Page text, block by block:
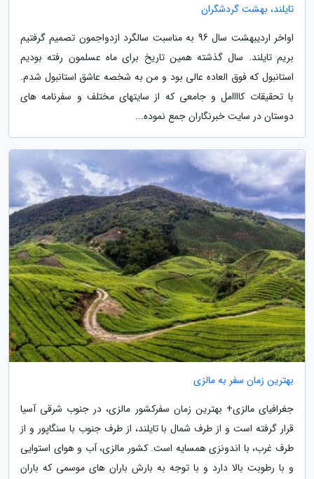
تایلند، بهشت گردشگران
اواخر اردیبهشت سال 96 به مناسبت سالگرد ازدواجمون تصمیم گرفتیم
بریم تایلند. سال گذشته همین تاریخ برای ماه عسلمون رفته بودیم
استانبول که فوق العاده عالی بود و من به شخصه عاشق استانبول شدم.
با تحقیقات کاااامل و جامعی که از سایتهای مختلف و سفرنامه های
دوستان در سایت خبرنگاران جمع نموده...
بهترین زمان سفر به مالزی
جغرافیای مالزی+ بهترین زمان سفرکشور مالزی، در جنوب شرقی آسیا
قرار گرفته است و از طرف شمال با تایلند، از طرف جنوب با سنگاپور و از
طرف غرب، با اندونزی همسایه است. کشور مالزی، آب و هوای استوایی
و با رطوبت بالا دارد و با توجه به بارش باران های موسمی که باران